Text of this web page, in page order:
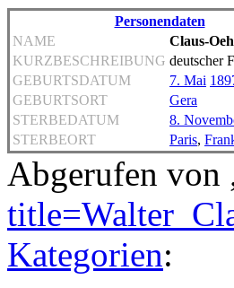
Personendaten
NAME
Claus-
KURZBESCHREIBUNG deutscher
GEBURTSDATUM
7. Mai
GEBURTSORT
Gera
STERBEDATUM
8.
STERBEORT
Paris,
Abgerufen von
Kategorien: